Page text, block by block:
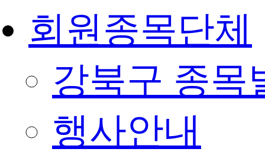
회원종목단체
강북구 종목
행사안내